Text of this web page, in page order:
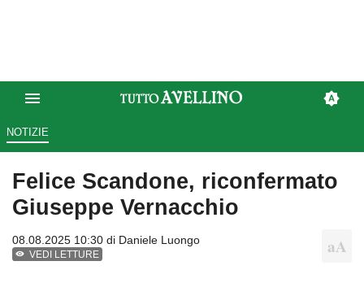
NOTIZIE
Felice Scandone, riconfermato
Giuseppe Vernacchio
08.08.2025 10:30 di Daniele Luongo
VEDI LETTURE